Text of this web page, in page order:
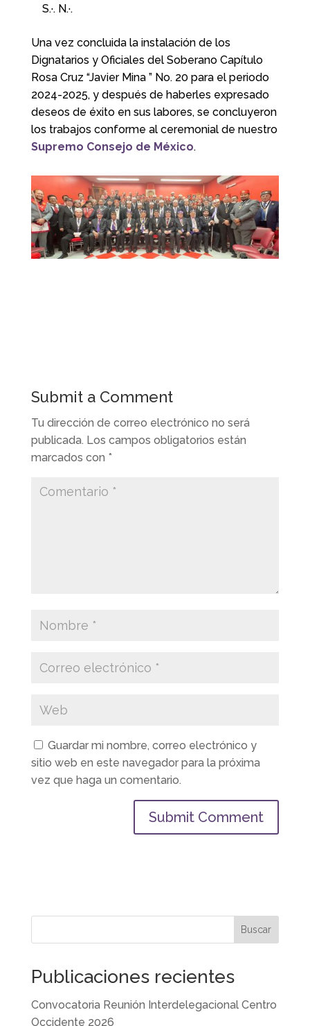
S.·. N.·.
Una vez concluida la instalación de los
Dignatarios y Oficiales del Soberano Capítulo
Rosa Cruz “Javier Mina ” No. 20 para el periodo
2024-2025, y después de haberles expresado
deseos de éxito en sus labores, se concluyeron
los trabajos conforme al ceremonial de nuestro
Supremo Consejo de México.
Submit a Comment
Tu dirección de correo electrónico no será
publicada. Los campos obligatorios están
marcados con *
Guardar mi nombre, correo electrónico y
sitio web en este navegador para la próxima
vez que haga un comentario.
Buscar
Publicaciones recientes
Convocatoria Reunión Interdelegacional Centro
Occidente 2026